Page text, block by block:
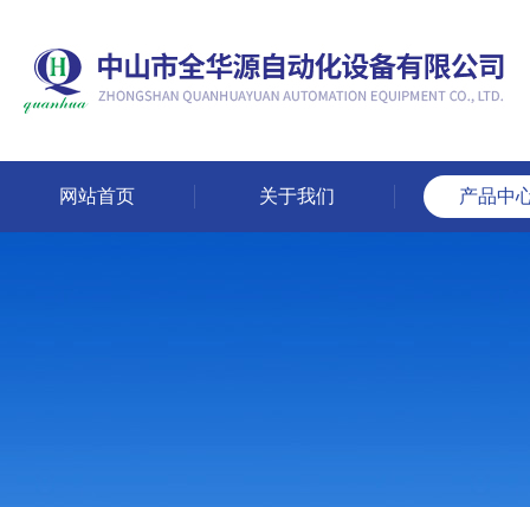
网站首页 关于我们 产品中